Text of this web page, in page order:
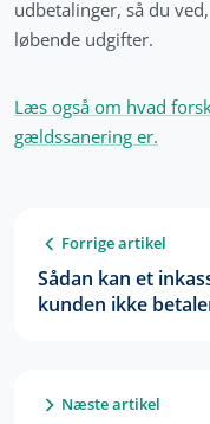
udbetalinger, så du
løbende udgifter.
Læs også om hvad
gældssanering er.
Forrige artikel
Sådan kan et
kunden ikke
Næste artikel